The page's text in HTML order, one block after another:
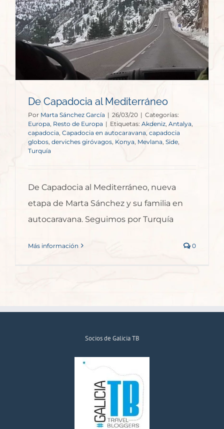
De Capadocia al Mediterráneo
Por Marta Sánchez García | 26/03/20 | Categorías:
Europa, Resto de Europa | Etiquetas: Akdeniz, Antalya
capadocia, Capadocia en autocaravana, capadocia
globos derviches giróvagos, Konya, Mevlana, Side
Turquía
De Capadocia al Mediterráneo, nueva
etapa de Marta Sánchez y su familia en
autocaravana. Seguimos por Turquía
Más información 0
Socios de Galicia TB